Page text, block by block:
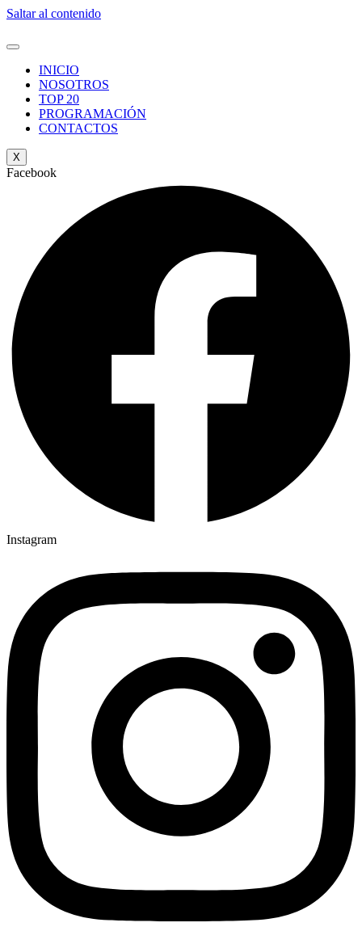
Saltar al contenido
INICIO
NOSOTROS
TOP 20
PROGRAMACIÓN
CONTACTOS
X
Facebook
Instagram